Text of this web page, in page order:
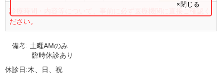
診療時間・内容等について、事前に必ず医療機関に直接ご確認く
ださい。
×閉じる
備考: 土曜AMのみ
臨時休診あり
休診日:木、日、祝